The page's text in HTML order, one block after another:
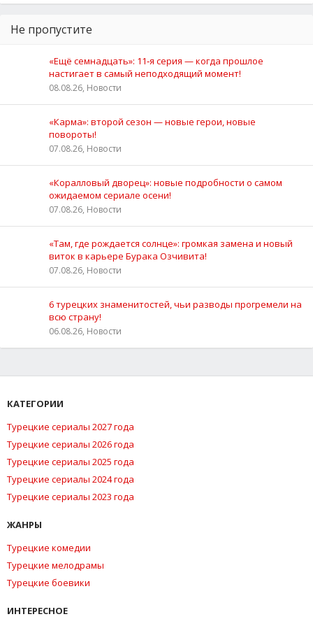
Не пропустите
«Ещё семнадцать»: 11‑я серия — когда прошлое
настигает в самый неподходящий момент!
08.08.26, Новости
«Карма»: второй сезон — новые герои, новые
повороты!
07.08.26, Новости
«Коралловый дворец»: новые подробности о самом
ожидаемом сериале осени!
07.08.26, Новости
«Там, где рождается солнце»: громкая замена и новый
виток в карьере Бурака Озчивита!
07.08.26, Новости
6 турецких знаменитостей, чьи разводы прогремели на
всю страну!
06.08.26, Новости
КАТЕГОРИИ
Турецкие сериалы 2027 года
Турецкие сериалы 2026 года
Турецкие сериалы 2025 года
Турецкие сериалы 2024 года
Турецкие сериалы 2023 года
ЖАНРЫ
Турецкие комедии
Турецкие мелодрамы
Турецкие боевики
ИНТЕРЕСНОЕ